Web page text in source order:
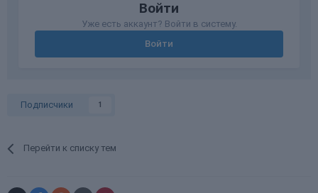
Войти
Уже есть аккаунт? Войти в систему.
Войти
Подписчики 1
Перейти к списку тем